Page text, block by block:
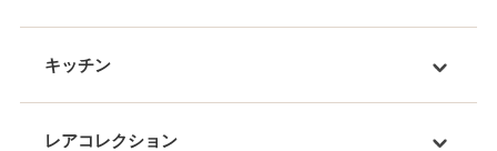
キッチン
レアコレクション